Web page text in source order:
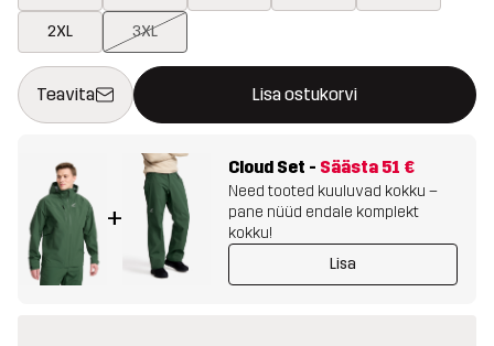
2XL 3XL
Teavita Lisa ostukorvi
See nupp avab modaali, mis kinnitab ostukorvis uue kauba
{{size}} pole saadaval
+
Cloud Set - Säästa 51 €
Need tooted kuuluvad kokku –
pane nüüd endale komplekt
kokku!
Lisa